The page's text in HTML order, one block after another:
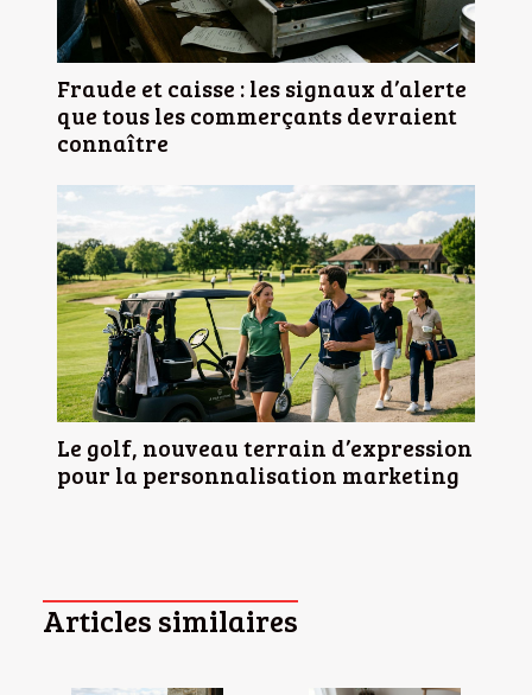
Fraude et caisse : les signaux d’alerte
que tous les commerçants devraient
connaître
Le golf, nouveau terrain d’expression
pour la personnalisation marketing
Articles similaires